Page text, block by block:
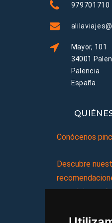
979701710
Mayor, 101
34001
Palencia
España
Conócenos
Descubre
complejos
viajes, y